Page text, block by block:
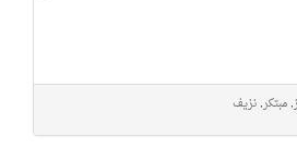
, مبتكر, نزيف